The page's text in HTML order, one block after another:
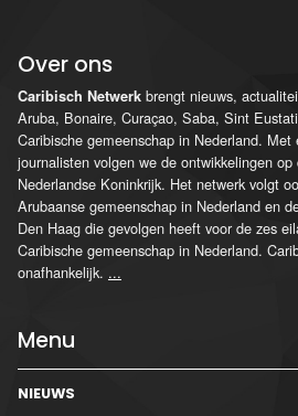
Over ons
Caribisch Netwerk brengt nieuws,
Aruba, Bonaire, Curaçao, Saba, Sint
Caribische gemeenschap in Nederland.
journalisten volgen we de ontwikkelingen
Nederlandse Koninkrijk. Het netwerk volgt
Arubaanse gemeenschap in Nederland en
Den Haag die gevolgen heeft voor de zes
Caribische gemeenschap in Nederland.
onafhankelijk. ...
Menu
NIEUWS